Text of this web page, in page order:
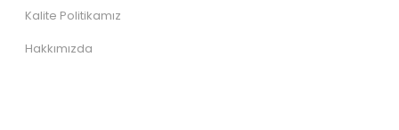
Kalite Politikamız
Hakkımızda